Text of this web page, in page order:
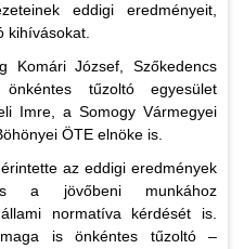
eddigi eredményeit,
kihívásokat.
Komári József, Szőkedencs
tűzoltó egyesület
Imre, a Somogy Vármegyei
ÖTE elnöke is.
az eddigi eredmények
a jövőbeni munkához
normatíva kérdését is.
is önkéntes tűzoltó –